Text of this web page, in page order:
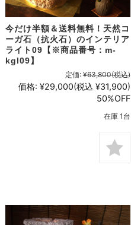
今だけ半額＆送料無料！天然コ
ーガ石（抗火石）のインテリア
ライト09【※商品番号：m-
kgl09】
定価: ¥63,800(税込)
価格: ¥29,000(税込 ¥31,900)
50%OFF
在庫 1台